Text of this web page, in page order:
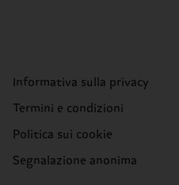
Informativa sulla privacy
Termini e condizioni
Politica sui cookie
Segnalazione anonima